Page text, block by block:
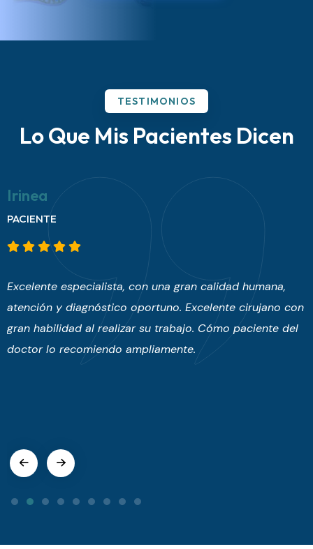
TESTIMONIOS
Lo Que Mis Pacientes Dicen
humana,
cirujano con
paciente del
La experiencia con el especialista Ricardo
vale la pena esperarlo dado que su
experiencia evito que me realizaran una
incensaría con otro médico al que fui